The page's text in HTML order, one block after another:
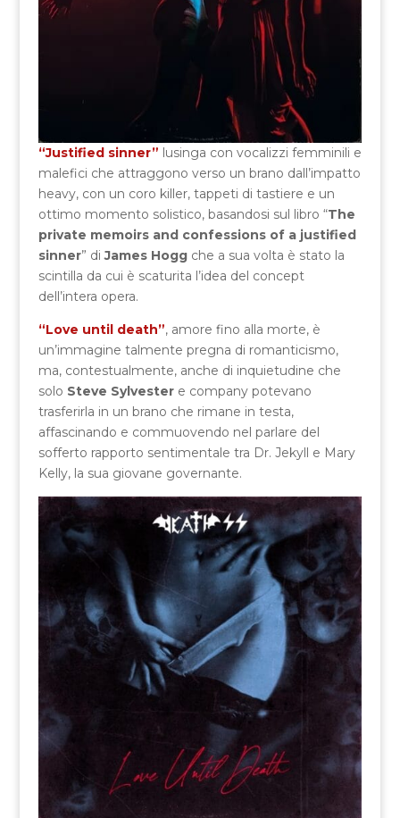
“Justified sinner” lusinga con vocalizzi femminili e
malefici che attraggono verso un brano dall’impatto
heavy, con un coro killer, tappeti di tastiere e un
ottimo momento solistico, basandosi sul libro “The
private memoirs and confessions of a justified
sinner” diJames Hoggche a sua volta è stato la
scintilla da cui è scaturita l’idea del concept
dell’intera opera.
“Love until death”, amore fino alla morte, è
un’immagine talmente pregna di romanticismo,
ma, contestualmente, anche di inquietudine che
solo Steve Sylvestere company potevano
trasferirla in un brano che rimane in testa,
affascinando e commuovendo nel parlare del
sofferto rapporto sentimentale tra Dr. Jekyll e Mary
Kelly, la sua giovane governante.